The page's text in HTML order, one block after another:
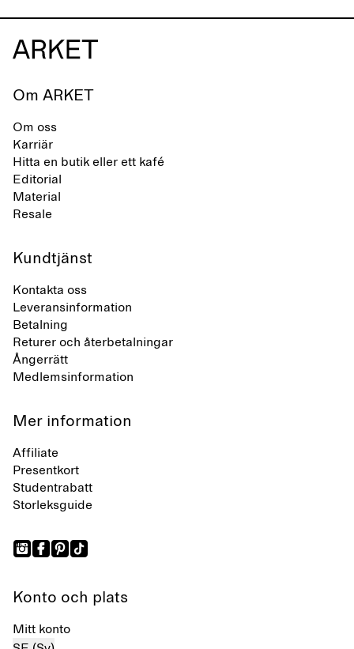
Om ARKET
Om oss
Karriär
Hitta en butik eller ett kafé
Editorial
Material
Resale
Kundtjänst
Kontakta oss
Leveransinformation
Betalning
Returer och återbetalningar
Ångerrätt
Medlemsinformation
Mer information
Affiliate
Presentkort
Studentrabatt
Storleksguide
Konto och plats
Mitt konto